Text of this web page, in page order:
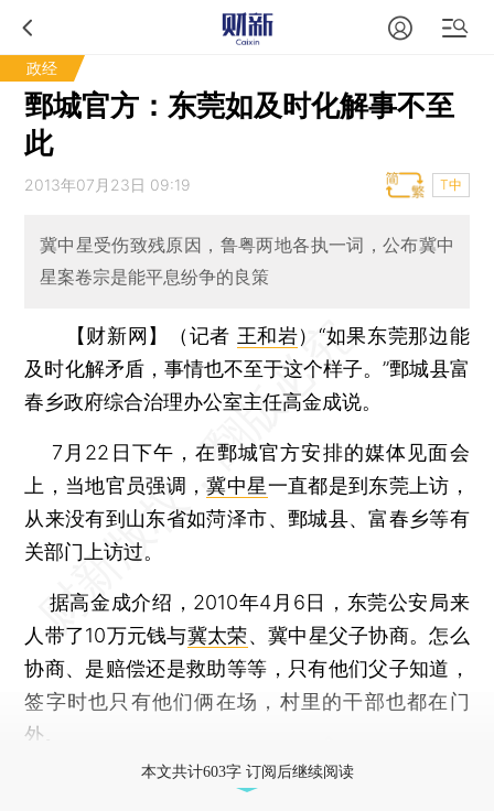
政经
鄄城官方：东莞如及时化解事不至
此
2013年07月23日 09:19 T中
冀中星受伤致残原因，鲁粤两地各执一词，公布冀中
星案卷宗是能平息纷争的良策
【财新网】（记者 王和岩）“如果东莞那边能
及时化解矛盾，事情也不至于这个样子。”鄄城县富
春乡政府综合治理办公室主任高金成说。
7月22日下午，在鄄城官方安排的媒体见面会
上，当地官员强调，冀中星一直都是到东莞上访，
从来没有到山东省如菏泽市、鄄城县、富春乡等有
关部门上访过。
据高金成介绍，2010年4月6日，东莞公安局来
人带了10万元钱与冀太荣、冀中星父子协商。怎么
协商、是赔偿还是救助等等，只有他们父子知道，
签字时也只有他们俩在场，村里的干部也都在门
外。
本文共计603字 订阅后继续阅读